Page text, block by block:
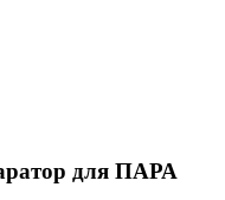
для ПАРА